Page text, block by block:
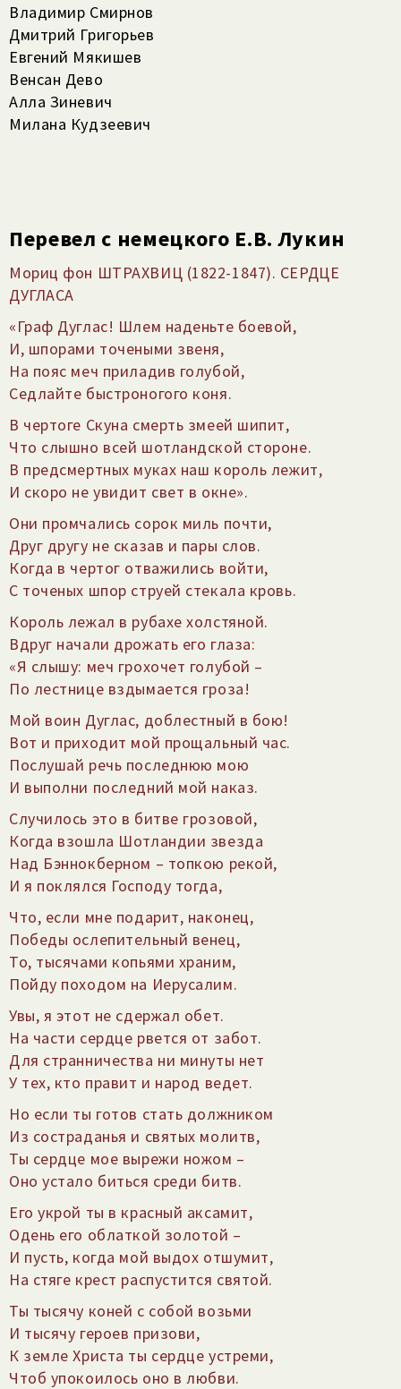
Владимир Смирнов
Дмитрий Григорьев
Евгений Мякишев
Венсан Дево
Алла Зиневич
Милана Кудзеевич
Перевел с немецкого Е.В. Лукин
Мориц фон ШТРАХВИЦ (1822-1847). СЕРДЦЕ
ДУГЛАСА
«Граф Дуглас! Шлем наденьте боевой,
И, шпорами точеными звеня,
На пояс меч приладив голубой,
Седлайте быстроногого коня.
В чертоге Скуна смерть змеей шипит,
Что слышно всей шотландской стороне.
В предсмертных муках наш король лежит,
И скоро не увидит свет в окне».
Они промчались сорок миль почти,
Друг другу не сказав и пары слов.
Когда в чертог отважились войти,
С точеных шпор струей стекала кровь.
Король лежал в рубахе холстяной.
Вдруг начали дрожать его глаза:
«Я слышу: меч грохочет голубой –
По лестнице вздымается гроза!
Мой воин Дуглас, доблестный в бою!
Вот и приходит мой прощальный час.
Послушай речь последнюю мою
И выполни последний мой наказ.
Случилось это в битве грозовой,
Когда взошла Шотландии звезда
Над Бэннокберном – топкою рекой,
И я поклялся Господу тогда,
Что, если мне подарит, наконец,
Победы ослепительный венец,
То, тысячами копьями храним,
Пойду походом на Иерусалим.
Увы, я этот не сдержал обет.
На части сердце рвется от забот.
Для странничества ни минуты нет
У тех, кто правит и народ ведет.
Но если ты готов стать должником
Из состраданья и святых молитв,
Ты сердце мое вырежи ножом –
Оно устало биться среди битв.
Его укрой ты в красный аксамит,
Одень его облаткой золотой –
И пусть, когда мой выдох отшумит,
На стяге крест распустится святой.
Ты тысячу коней с собой возьми
И тысячу героев призови,
К земле Христа ты сердце устреми,
Чтоб упокоилось оно в любви.